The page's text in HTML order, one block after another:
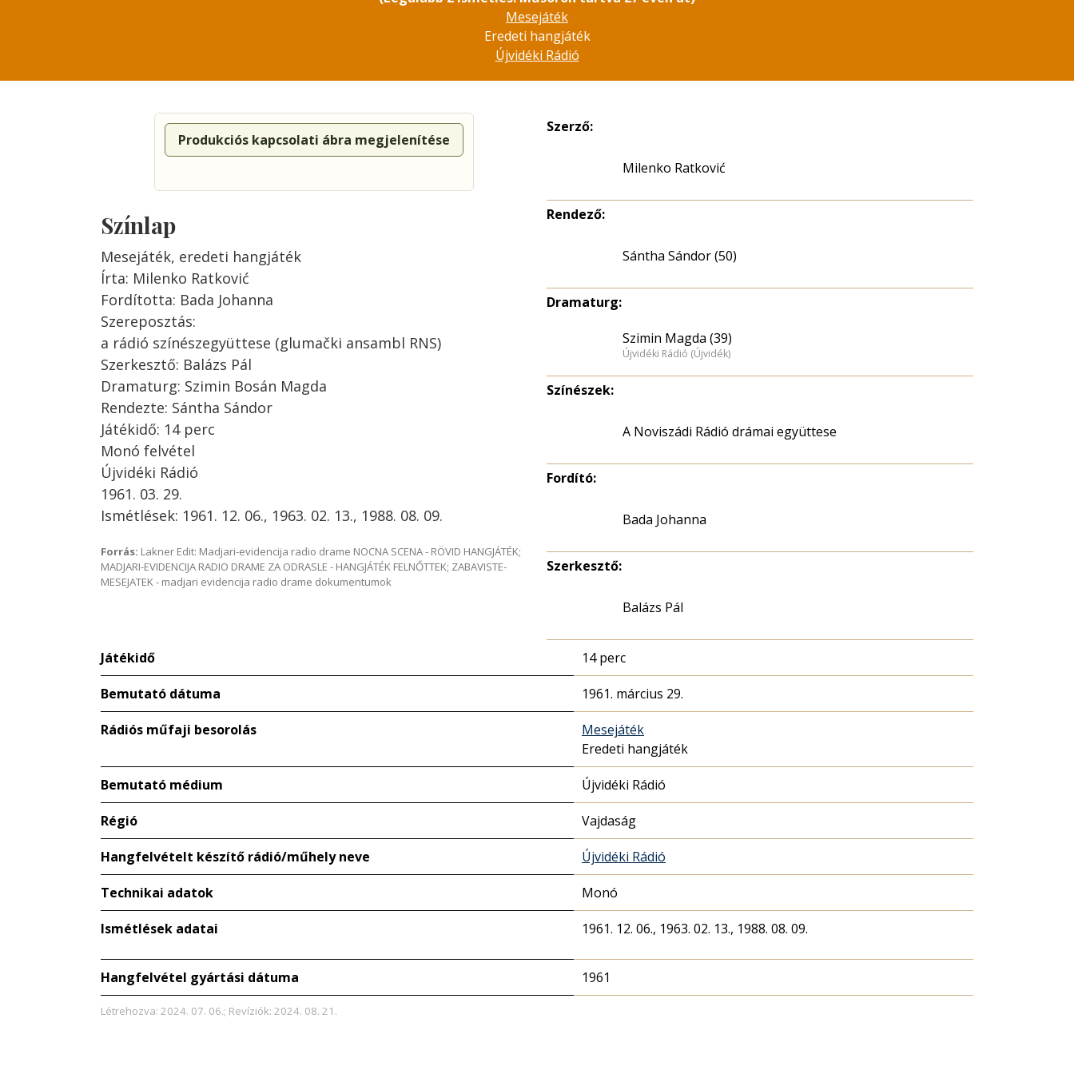
Mesejáték
Eredeti hangjáték
Újvidéki Rádió
Produkciós kapcsolati ábra megjelenítése
Színlap
Mesejáték, eredeti hangjáték
Írta: Milenko Ratković
Fordította: Bada Johanna
Szereposztás:
a rádió színészegyüttese (glumački ansambl RNS)
Szerkesztő: Balázs Pál
Dramaturg: Szimin Bosán Magda
Rendezte: Sántha Sándor
Játékidő: 14 perc
Monó felvétel
Újvidéki Rádió
1961. 03. 29.
Ismétlések: 1961. 12. 06., 1963. 02. 13., 1988. 08. 09.
Forrás: Lakner Edit: Madjari-evidencija radio drame NOCNA SCENA - RÖVID HANGJÁTÉK;
MADJARI-EVIDENCIJA RADIO DRAME ZA ODRASLE - HANGJÁTÉK FELNŐTTEK; ZABAVISTE-
MESEJATEK - madjari evidencija radio drame dokumentumok
Szerző:
Milenko Ratković
Rendező:
Sántha Sándor (50)
Dramaturg:
Szimin Magda (39)
Újvidéki Rádió (Újvidék)
Színészek:
A Noviszádi Rádió drámai együttese
Fordító:
Bada Johanna
Szerkesztő:
Balázs Pál
Játékidő 14 perc
Bemutató dátuma 1961. március 29.
Rádiós műfaji besorolás
Mesejáték
Eredeti hangjáték
Bemutató médium Újvidéki Rádió
Régió Vajdaság
Hangfelvételt készítő rádió/műhely neve Újvidéki Rádió
Technikai adatok Monó
Ismétlések adatai 1961. 12. 06., 1963. 02. 13., 1988. 08. 09.
Hangfelvétel gyártási dátuma 1961
Létrehozva: 2024. 07. 06.; Revíziók: 2024. 08. 21.